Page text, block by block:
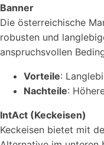
Banner
Die österreichische
robusten und
anspruchsvollen
Vorteile:
Nachteile:
IntAct (Keckeisen)
Keckeisen bietet mit